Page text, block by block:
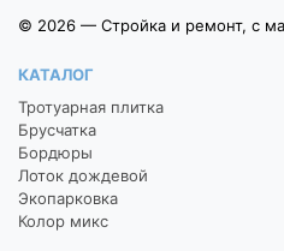
© 2026 — Стройка и ремонт, с
КАТАЛОГ
Тротуарная плитка
Брусчатка
Бордюры
Лоток дождевой
Экопарковка
Колор микс